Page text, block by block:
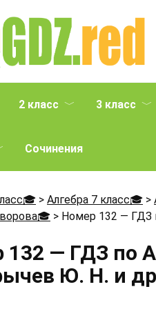
2 класс 3 класс
Сочинения
> Алгебра 7 класс🎓 >
> Номер 132 — ГДЗ
132 — ГДЗ по
Ю. Н. и